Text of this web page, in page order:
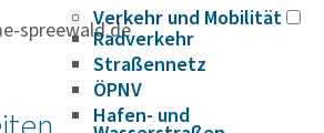
Verkehr und Mobilität
Radverkehr
Straßennetz
ÖPNV
Hafen- und
spreewald.de